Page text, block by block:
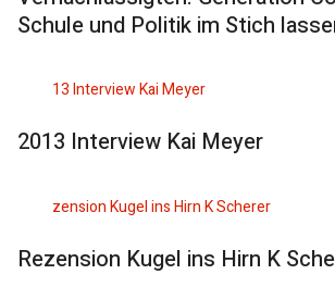
Schule und Politik im Stich
2013 Interview Kai Meyer
Rezension Kugel ins Hirn K